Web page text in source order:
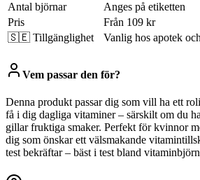
Antal björnar
Anges på etiketten
Pris
Från 109 kr
🇸🇪 Tillgänglighet
Vanlig hos apotek
Vem passar den för?
Denna produkt passar dig som vill ha ett
få i dig dagliga vitaminer – särskilt om du
gillar fruktiga smaker. Perfekt för kvinnor
dig som önskar ett välsmakande
test bekräftar – bäst i test bland